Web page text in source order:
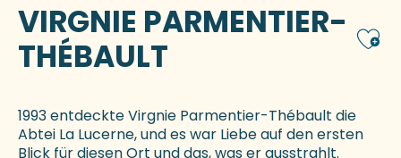
VIRGNIE PARMENTIER-
THÉBAULT
1993 entdeckte Virgnie Parmentier-Thébault die
Abtei La Lucerne, und es war Liebe auf den ersten
Blick für diesen Ort und das, was er ausstrahlt.